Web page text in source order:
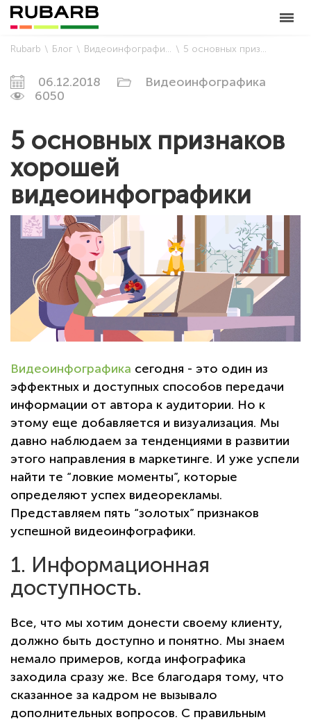
Rubarb Блог Видеоинфографика 5 основных признаков хорошей видеоинфографики
06.12.2018
Видеоинфографика
6050
5 основных признаков
хорошей
видеоинфографики
Видеоинфографика сегодня - это один из
эффектных и доступных способов передачи
информации от автора к аудитории. Но к
этому еще добавляется и визуализация. Мы
давно наблюдаем за тенденциями в развитии
этого направления в маркетинге. И уже успели
найти те “ловкие моменты”, которые
определяют успех видеорекламы.
Представляем пять “золотых” признаков
успешной видеоинфографики.
1. Информационная
доступность.
Все, что мы хотим донести своему клиенту,
должно быть доступно и понятно. Мы знаем
немало примеров, когда инфографика
заходила сразу же. Все благодаря тому, что
сказанное за кадром не вызывало
дополнительных вопросов. С правильным